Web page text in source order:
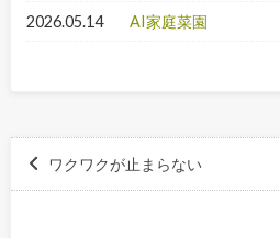
2026.05.14 AI家庭菜園
ワクワクが止まらない